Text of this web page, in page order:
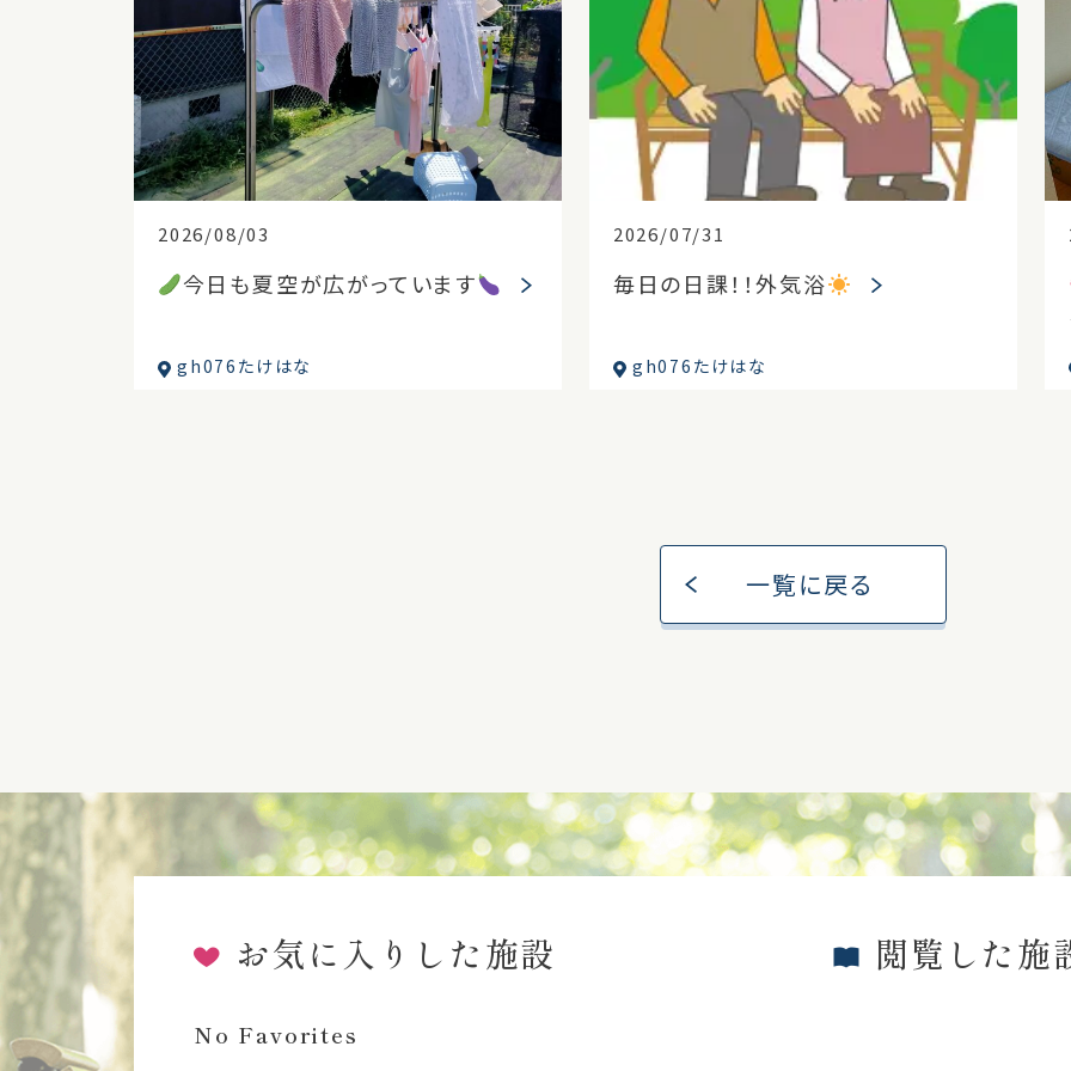
2026/08/03
今日も夏空が広がっています
gh076たけはな
2026/07/31
毎日の日課！！外気浴
gh076たけはな
一覧に戻る
お気に入りした施設
No Favorites
閲覧した施